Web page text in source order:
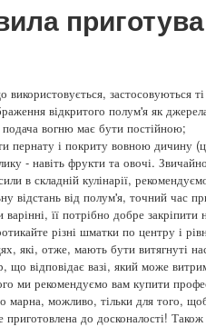
застосовуються
відкритого полум'я як
вогню має бути постійною;
пернату і покриту вовною дичину
- навіть фрукти та овочі.
в складній кулінарії,
відстань від полум'я, точний час
її потрібно добре
різні шматки по центру і
які, отже, мають бути витягнуті
що відповідає вазі, який може
ми рекомендуємо вам купити
марна, можливо, тільки для того,
приготовлена до досконалості!